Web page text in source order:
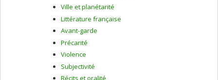
Ville et planétarité
Littérature française
Avant-garde
Précarité
Violence
Subjectivité
Récits et oralité